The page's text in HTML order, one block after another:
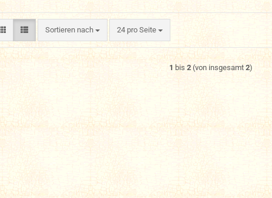
Sortieren nach
Sortieren nach 24 pro Seite
pro Seite
1 bis 2 (von insgesamt2)